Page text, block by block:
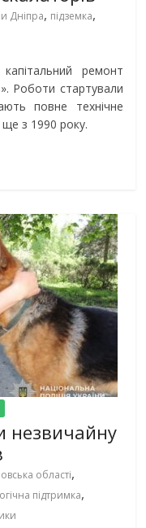
Дніпра, підземка,
ремонт
Роботи стартували
повне технічне
з 1990 року.
незвичайну
області,
підтримка,